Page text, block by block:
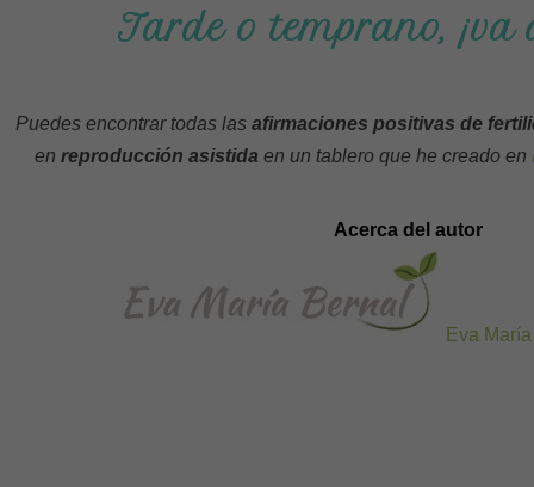
Tarde o temprano,
Puedes encontrar todas las afirmaciones positivas de
en reproducción asistida en un tablero que he creado en
Acerca del autor
Eva